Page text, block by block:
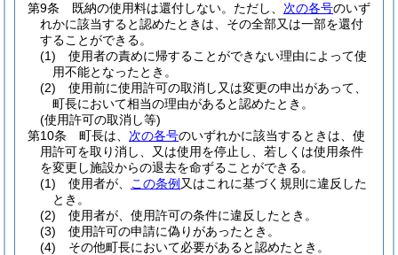
第9条
既納の使用料は還付しない。 ただし、 次の各号のいず
れかに該当すると認めたときは、その全部又は一部を還付
することができる。
(1)
使用者の責めに帰することができない理由によって使
用不能となったとき。
(2)
使用前に使用許可の取消し又は変更の申出があって、
町長において相当の理由があると認めたとき。
(使用許可の取消し等)
第10条
町長は、 次の各号のいずれかに該当するときは、使
用許可を取り消し、又は使用を停止し、若しくは使用条件
を変更し施設からの退去を命ずることができる。
(1)
使用者が、 この条例 又はこれに基づく規則に違反した
とき。
(2)
使用者が、使用許可の条件に違反したとき。
(3)
使用許可の申請に偽りがあったとき。
(4)
その他町長において必要があると認めたとき。